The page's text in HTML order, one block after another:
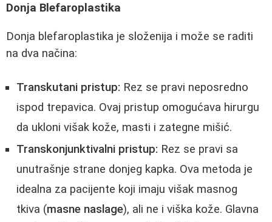
Donja Blefaroplastika
Donja blefaroplastika je složenija i može se raditi
na dva načina:
Transkutani pristup: Rez se pravi neposredno
ispod trepavica. Ovaj pristup omogućava hirurgu
da ukloni višak kože, masti i zategne mišić.
Transkonjunktivalni pristup: Rez se pravi sa
unutrašnje strane donjeg kapka. Ova metoda je
idealna za pacijente koji imaju višak masnog
tkiva (masne naslage), ali ne i viška kože. Glavna